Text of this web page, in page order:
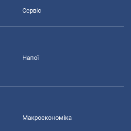
Сервіс
Напої
Макроекономіка